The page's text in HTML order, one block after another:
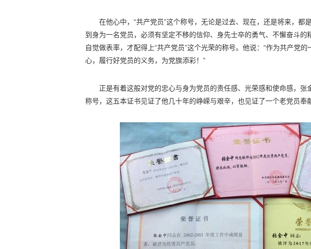
在他心中，“共产党员”这个称号，无论是过去、现在，还是将来，都
到身为一名党员，必须有坚定不移的信仰、身先士卒的勇气、不懈奋斗的
自觉做表率，才配得上“共产党员”这个光荣的称号。他说：“作为共产党
心，履行好党员的义务，为党旗添彩！”
正是有着这般对党的忠心与身为党员的责任感、光荣感和使命感，张
称号，这五本证书见证了他几十年的峥嵘与艰辛，也见证了一个老党员奉